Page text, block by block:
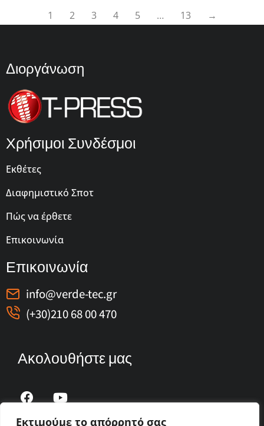
Εκτιμούμε το απόρρητό σας
1 2 3 4 5 … 13 →
Διοργάνωση
Χρήσιμοι Συνδέσμοι
Εκθέτες
Διαφημιστικό Σποτ
Πώς να έρθετε
Επικοινωνία
Επικοινωνία
info@verde-tec.gr
(+30)210 68 00 470
Ακολουθήστε μας